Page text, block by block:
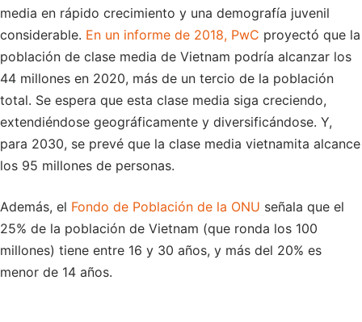
media en rápido crecimiento y una demografía juvenil
considerable. En un informe de 2018, PwC proyectó que la
población de clase media de Vietnam podría alcanzar los
44 millones en 2020, más de un tercio de la población
total. Se espera que esta clase media siga creciendo,
extendiéndose geográficamente y diversificándose. Y,
para 2030, se prevé que la clase media vietnamita alcance
los 95 millones de personas.
Además, el Fondo de Población de la ONU señala que el
25% de la población de Vietnam (que ronda los 100
millones) tiene entre 16 y 30 años, y más del 20% es
menor de 14 años.